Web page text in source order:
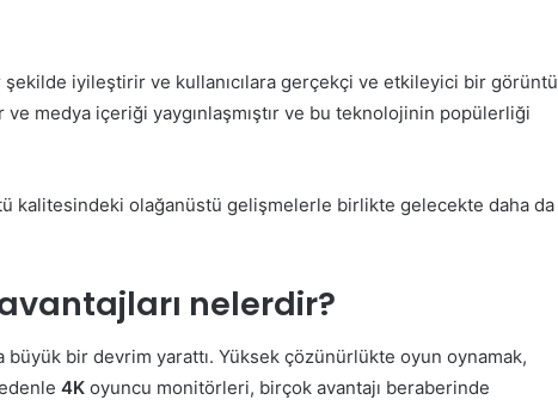
iyileştirir ve kullanıcılara gerçekçi ve etkileyici bir görüntü
medya içeriği yaygınlaşmıştır ve bu teknolojinin popülerliği
kalitesindeki olağanüstü gelişmelerle birlikte gelecekte daha da
nelerdir?
büyük bir devrim yarattı. Yüksek çözünürlükte oyun oynamak,
4K oyuncu monitörleri, birçok avantajı beraberinde